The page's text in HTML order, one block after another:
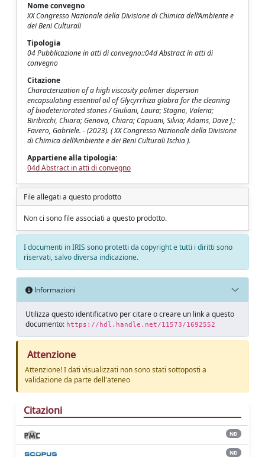
Nome convegno
XX Congresso Nazionale della Divisione di Chimica dell’Ambiente e
dei Beni Culturali
Tipologia
04 Pubblicazione in atti di convegno::04d Abstract in atti di
convegno
Citazione
Characterization of a high viscosity polimer dispersion
encapsulating essential oil of Glycyrrhiza glabra for the cleaning
of biodeteriorated stones / Giuliani, Laura; Stagno, Valeria;
Biribicchi, Chiara; Genova, Chiara; Capuani, Silvia; Adams, Dave J.;
Favero, Gabriele. - (2023). ( XX Congresso Nazionale della Divisione
di Chimica dell’Ambiente e dei Beni Culturali Ischia ).
Appartiene alla tipologia:
04d Abstract in atti di convegno
File allegati a questo prodotto
Non ci sono file associati a questo prodotto.
I documenti in IRIS sono protetti da copyright e tutti i diritti sono
riservati, salvo diversa indicazione.
Informazioni
Utilizza questo identificativo per citare o creare un link a questo
documento: https://hdl.handle.net/11573/1692552
Attenzione
Attenzione! I dati visualizzati non sono stati sottoposti a
validazione da parte dell'ateneo
Citazioni
ND
ND